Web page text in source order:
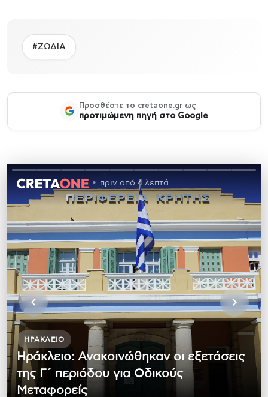
#ΖΩΔΙΑ
Προσθέστε το cretaone.gr ως
προτιμώμενη πηγή στο Google
πριν από 4 λεπτά
ΗΡΆΚΛΕΙΟ
Ηράκλειο: Ανακοινώθηκαν οι εξετάσεις
της Γ΄ περιόδου για Οδικούς
Μεταφορείς